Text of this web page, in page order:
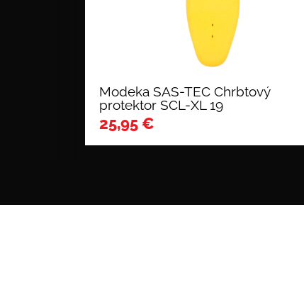
Modeka SAS-TEC Chrbtový
protektor SCL-XL 19
25,95 €